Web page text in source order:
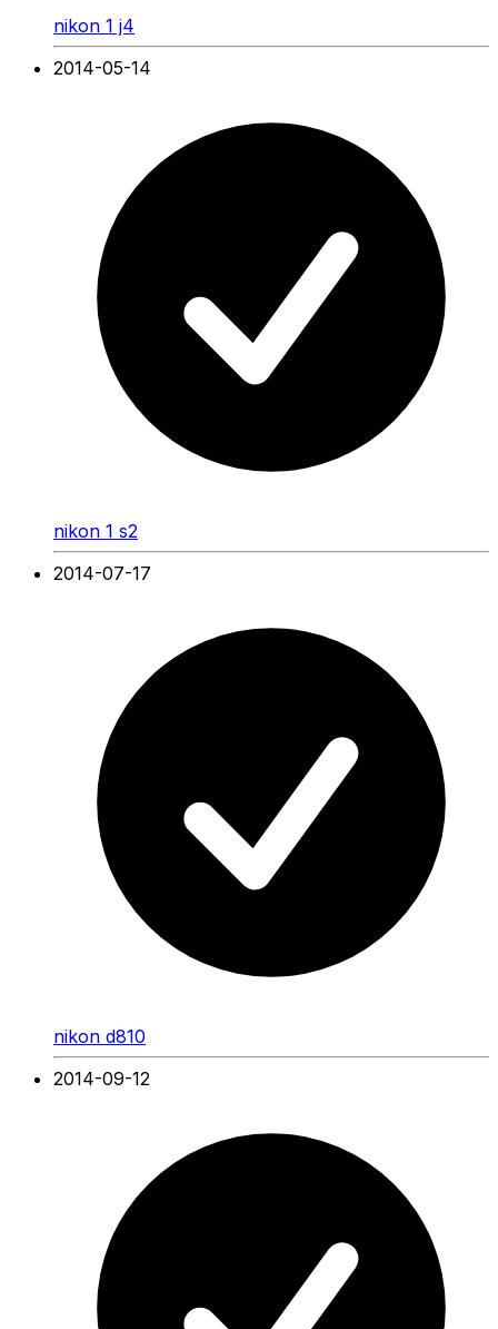
nikon 1 j4
2014-05-14
nikon 1 s2
2014-07-17
nikon d810
2014-09-12